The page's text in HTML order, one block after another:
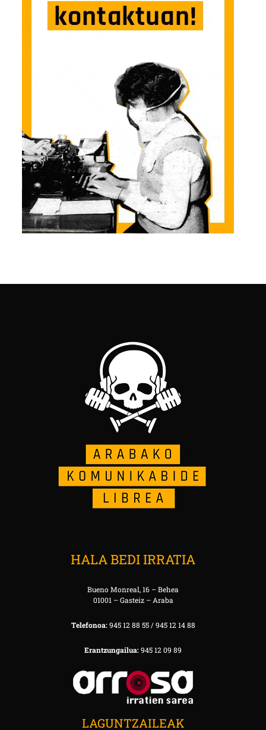
HALA BEDI IRRATIA
Bueno Monreal, 16 – Behea
01001 – Gasteiz – Araba
Telefonoa:945 12 88 55 / 945 12 14 88
Erantzungailua:945 12 09 89
LAGUNTZAILEAK